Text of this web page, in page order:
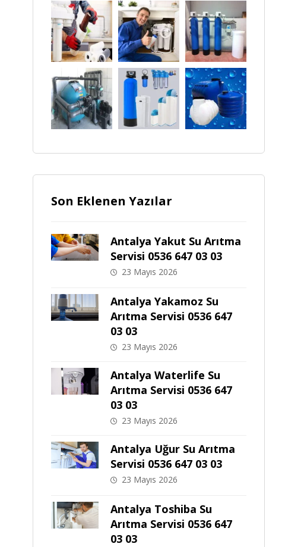
Son Eklenen Yazılar
Antalya Yakut Su Arıtma
Servisi 0536 647 03 03
23 Mayıs 2026
Antalya Yakamoz Su
Arıtma Servisi 0536 647
03 03
23 Mayıs 2026
Antalya Waterlife Su
Arıtma Servisi 0536 647
03 03
23 Mayıs 2026
Antalya Uğur Su Arıtma
Servisi 0536 647 03 03
23 Mayıs 2026
Antalya Toshiba Su
Arıtma Servisi 0536 647
03 03